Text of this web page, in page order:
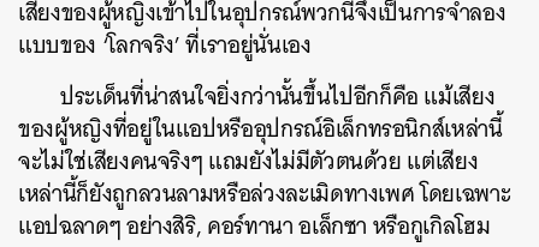
เสียงของผู้หญิงเข้าไปในอุปกรณ์พวกนี้จึงเป็นการจำลอง
แบบของ ‘โลกจริง’ ที่เราอยู่นั่นเอง
ประเด็นที่น่าสนใจยิ่งกว่านั้นขึ้นไปอีกก็คือ แม้เสียง
ของผู้หญิงที่อยู่ในแอปหรืออุปกรณ์อิเล็กทรอนิกส์เหล่านี้
จะไม่ใช่เสียงคนจริงๆ แถมยังไม่มีตัวตนด้วย แต่เสียง
เหล่านี้ก็ยังถูกลวนลามหรือล่วงละเมิดทางเพศ โดยเฉพาะ
แอปฉลาดๆ อย่างสิริ, คอร์ทานา อเล็กซา หรือกูเกิลโฮม